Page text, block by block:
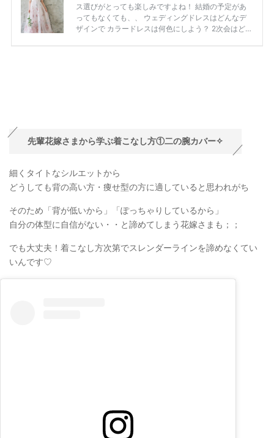
先輩花嫁さまから学ぶ着こなし方①二の腕カバー✧
細くタイトなシルエットから
どうしても背の高い方・痩せ型の方に適していると思われがち
そのため「背が低いから」「ぽっちゃりしているから」
自分の体型に自信がない・・と諦めてしまう花嫁さまも；；
でも大丈夫！着こなし方次第でスレンダーラインを諦めなくてい
いんです♡